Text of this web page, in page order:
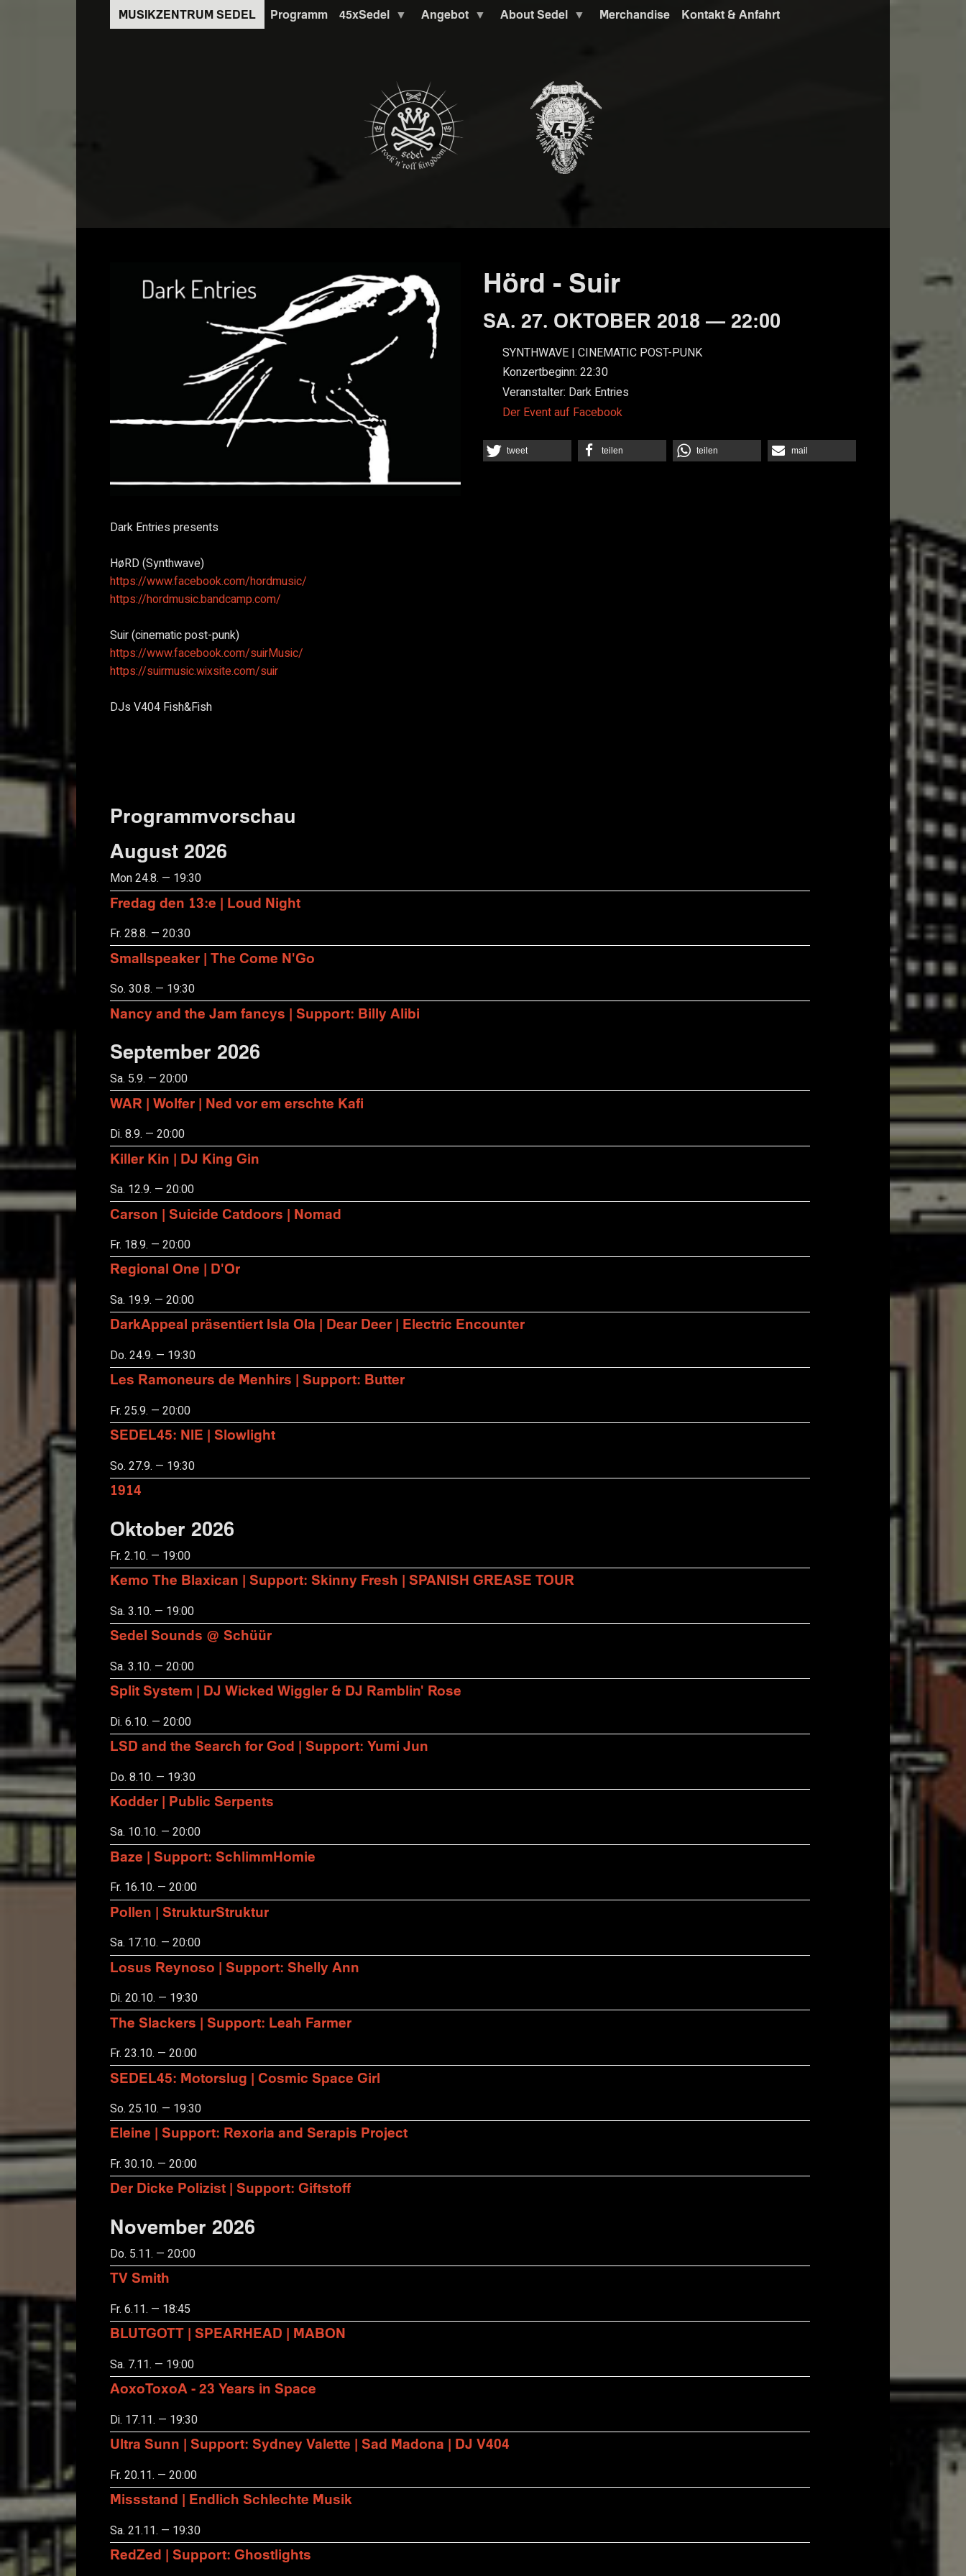
Programm 45xSedel Angebot About Sedel Merchandise Kontakt & Anfahrt
Hörd - Suir
SA. 27. OKTOBER 2018 — 22:00
SYNTHWAVE | CINEMATIC POST-PUNK
Konzertbeginn: 22:30
Veranstalter: Dark Entries
Der Event auf Facebook
tweet teilen teilen mail
Dark Entries presents
HøRD (Synthwave)
https://www.facebook.com/hordmusic/
https://hordmusic.bandcamp.com/
Suir (cinematic post-punk)
https://www.facebook.com/suirMusic/
https://suirmusic.wixsite.com/suir
DJs V404 Fish&Fish
Programmvorschau
August 2026
Mon 24.8. — 19:30
Fredag den 13:e | Loud Night
Fr. 28.8. — 20:30
Smallspeaker | The Come N'Go
So. 30.8. — 19:30
Nancy and the Jam fancys | Support: Billy Alibi
September 2026
Sa. 5.9. — 20:00
WAR | Wolfer | Ned vor em erschte Kafi
Di. 8.9. — 20:00
Killer Kin | DJ King Gin
Sa. 12.9. — 20:00
Carson | Suicide Catdoors | Nomad
Fr. 18.9. — 20:00
Regional One | D'Or
Sa. 19.9. — 20:00
DarkAppeal präsentiert Isla Ola | Dear Deer | Electric Encounter
Do. 24.9. — 19:30
Les Ramoneurs de Menhirs | Support: Butter
Fr. 25.9. — 20:00
SEDEL45: NIE | Slowlight
So. 27.9. — 19:30
1914
Oktober 2026
Fr. 2.10. — 19:00
Kemo The Blaxican | Support: Skinny Fresh | SPANISH GREASE TOUR
Sa. 3.10. — 19:00
Sedel Sounds @ Schüür
Sa. 3.10. — 20:00
Split System | DJ Wicked Wiggler & DJ Ramblin' Rose
Di. 6.10. — 20:00
LSD and the Search for God | Support: Yumi Jun
Do. 8.10. — 19:30
Kodder | Public Serpents
Sa. 10.10. — 20:00
Baze | Support: SchlimmHomie
Fr. 16.10. — 20:00
Pollen | StrukturStruktur
Sa. 17.10. — 20:00
Losus Reynoso | Support: Shelly Ann
Di. 20.10. — 19:30
The Slackers | Support: Leah Farmer
Fr. 23.10. — 20:00
SEDEL45: Motorslug | Cosmic Space Girl
So. 25.10. — 19:30
Eleine | Support: Rexoria and Serapis Project
Fr. 30.10. — 20:00
Der Dicke Polizist | Support: Giftstoff
November 2026
Do. 5.11. — 20:00
TV Smith
Fr. 6.11. — 18:45
BLUTGOTT | SPEARHEAD | MABON
Sa. 7.11. — 19:00
AoxoToxoA - 23 Years in Space
Di. 17.11. — 19:30
Ultra Sunn | Support: Sydney Valette | Sad Madona | DJ V404
Fr. 20.11. — 20:00
Missstand | Endlich Schlechte Musik
Sa. 21.11. — 19:30
RedZed | Support: Ghostlights